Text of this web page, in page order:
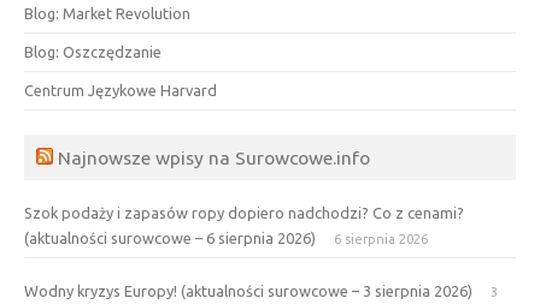
Blog: Market Revolution
Blog: Oszczędzanie
Centrum Językowe Harvard
Najnowsze wpisy na Surowcowe.info
Szok podaży i zapasów ropy dopiero nadchodzi? Co z cenami?
(aktualności surowcowe – 6 sierpnia 2026)
6 sierpnia 2026
Wodny kryzys Europy! (aktualności surowcowe – 3 sierpnia 2026)
3